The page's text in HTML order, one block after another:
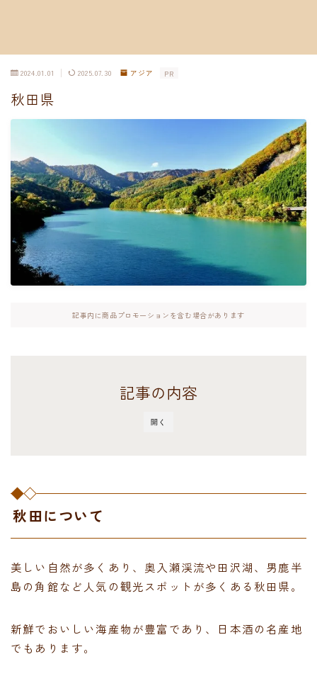
2024.01.01 2025.07.30 アジア PR
秋田県
記事内に商品プロモーションを含む場合があります
開く
記事の内容
秋田について
美しい自然が多くあり、奥入瀬渓流や田沢湖、男鹿半
島の角館など人気の観光スポットが多くある秋田県。
新鮮でおいしい海産物が豊富であり、日本酒の名産地
でもあります。